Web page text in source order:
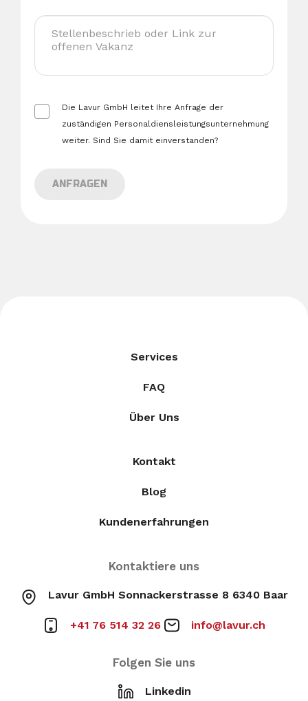
Stellenbeschrieb
oder
zur
VakanzDie Lavur GmbH leitet Ihre Anfrage der
zuständigen Personaldiensleistungsunternehmung
weiter. Sind Sie damit einverstanden?
ANFRAGEN
Services
FAQ
Über Uns
Kontakt
Blog
Kundenerfahrungen
Kontaktiere uns
Lavur GmbH Sonnackerstrasse 8 6340 Baar
+41 76 514 32 26 info@lavur.ch
Folgen Sie uns
Linkedin